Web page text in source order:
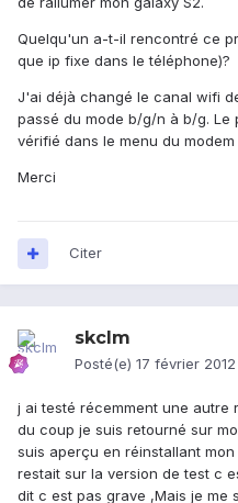
Quelqu'un a-t-il rencontré ce
que ip fixe dans le téléphone)?
J'ai déjà changé le canal wifi
passé du mode b/g/n à b/g. Le
vérifié dans le menu du
Merci
Citer
skclm
Posté(e) 17 février 2012
j ai testé récemment une autre
du coup je suis retourné sur
suis aperçu en réinstallant
restait sur la version de test c
dit c est pas grave ,Mais je me